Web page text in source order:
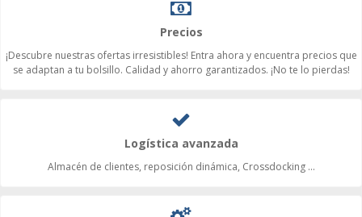
Precios
¡Descubre nuestras ofertas irresistibles! Entra ahora y encuentra precios que
se adaptan a tu bolsillo. Calidad y ahorro garantizados. ¡No te lo pierdas!
Logística avanzada
Almacén de clientes, reposición dinámica, Crossdocking ...